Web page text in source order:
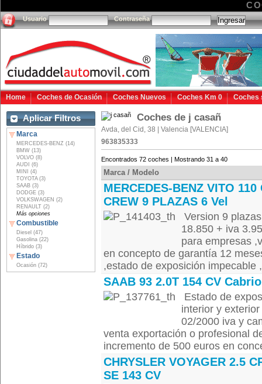
Usuario Contraseña
Home Coches de Ocasión Coches Nuevos Coches Km 0 Coches
Aplicar Filtros
Marca
MERCEDES-BENZ (14)
BMW (13)
VOLVO (8)
AUDI (6)
MINI (4)
TOYOTA (3)
SAAB (3)
DODGE (3)
VOLKSWAGEN (2)
RENAULT (2)
Más opciones
Combustible
Diesel (47)
Gasolina (22)
Híbrido (3)
Estado
Ocasión (72)
Coches de j casañ
Avda, del Cid, 38 | Valencia [VALENCIA]
963835333
Encontrados 72 coches | Mostrando 31 a 40
Marca / Modelo
MERCEDES-BENZ VITO 110
CREW 9 PLAZAS 6 Vel
Version 9
18.850 + iva
para empresas
en concepto de garantía 12
,estado de exposición
SAAB 93 2.0T 154 CV
Estado de
interior y
02/2000 iva y
venta exportación o profesional
incremento de 500 euros en
CHRYSLER VOYAGER 2.5
SE 143 CV